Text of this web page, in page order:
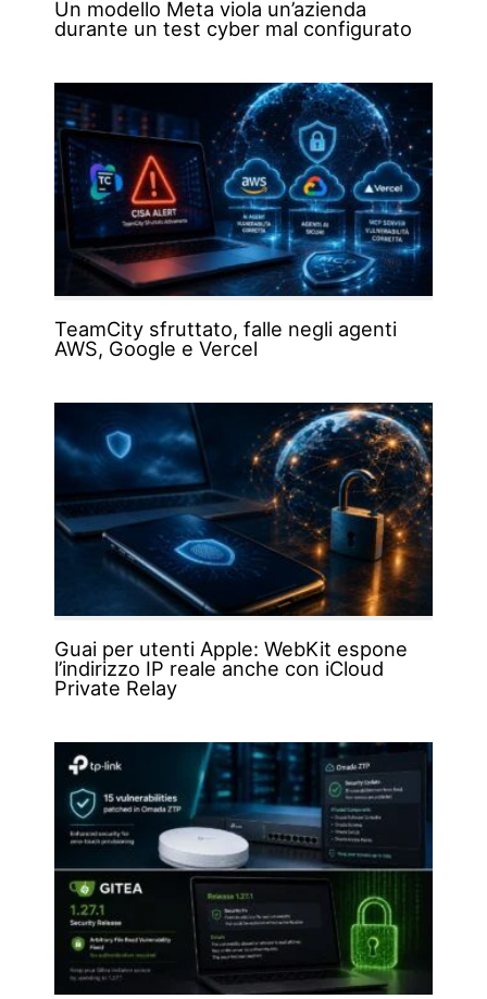
Un modello Meta viola un’azienda
durante un test cyber mal configurato
TeamCity sfruttato, falle negli agenti
AWS, Google e Vercel
Guai per utenti Apple: WebKit espone
l’indirizzo IP reale anche con iCloud
Private Relay